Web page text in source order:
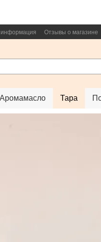
информация Отзывы о магазине
Аромамасло Тара